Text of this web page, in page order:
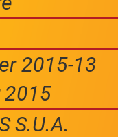
2015-13
2015
S.U.A.